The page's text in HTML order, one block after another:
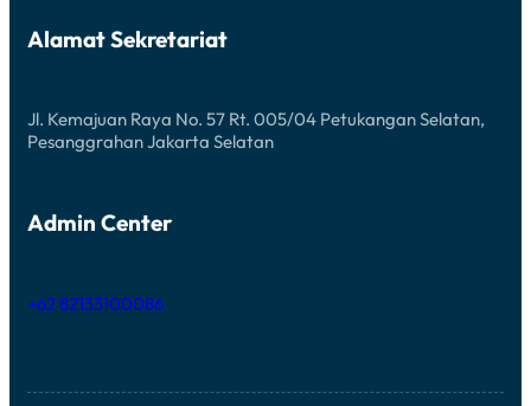
Alamat Sekretariat
Jl. Kemajuan Raya No. 57 Rt. 005/04 Petukangan Selatan,
Pesanggrahan Jakarta Selatan
Admin Center
+62 82133100086